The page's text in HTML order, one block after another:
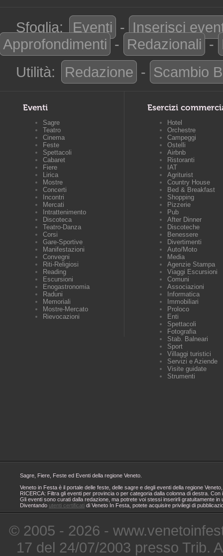
Sfoglia: Eventi - Inserisci
Approfondimenti - Redazionali -
Utilità:
Redazione - Scambio
Eventi
Sagre
Teatro
Cinema
Feste
Spettacoli
Cabaret
Fiere
Lirica
Mostre
Concerti
Incontri
Mercati
Intrattenimento
Discoteca
Teatro-Danza
Corsi
Gare-Sportive
Manifestazioni
Convegni
Riti-Religiosi
Reading
Escursioni
Enogastronomia
Raduni
Memoriali
Mostre-Mercato
Rievocazioni
Esercizi
Hotel
Orchestre
Campeggi
Ostelli
Airbnb
Ristoranti
IAT
Agriturist
Country House
Bed & Breakfast
Shopping
Pizzerie
Pub
After Dinner
Discoteche
Benessere
Divertimenti
Auto/Moto
Media
Agenzie Stampa
Viaggi Escursioni
Comuni
Associazioni
Informatica
Immobiliari
Proloco
Enti
Spettacoli
Fotografia
Stab. Balneari
Sport
Villaggi turistici
Servizi e Aziende
Visite guidate
Strumenti
Sagre, Fiere, Feste ed Eventi della regione Veneto.
Veneto in Festa è il portale delle feste, delle sagre e degli eventi della regione
RICERCA: Filtra gli eventi per provincia o per categoria dalla colonna di destra.
Gli eventi sono curati dalla redazione, ma potrete voi stessi inserirli gratuitamente
Diventando utenti certificati di Veneto In Festa, potete acquisire privilegi di
© 2005 - 2026 -
17 del 24/07/2003 presso Trib.